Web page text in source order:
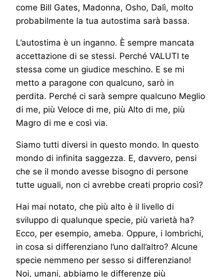
come Bill Gates, Madonna, Osho, Dalì, molto
probabilmente la tua autostima sarà bassa.
L’autostima è un inganno. È sempre mancata
accettazione di se stessi. Perché VALUTI te
stessa come un giudice meschino. E se mi
metto a paragone con qualcuno, sarò in
perdita. Perché ci sarà sempre qualcuno Meglio
di me, più Veloce di me, più Alto di me, più
Magro di me e così via.
Siamo tutti diversi in questo mondo. In questo
mondo di infinita saggezza. E, davvero, pensi
che se il mondo avesse bisogno di persone
tutte uguali, non ci avrebbe creati proprio così?
Hai mai notato, che più alto è il livello di
sviluppo di qualunque specie, più varietà ha?
Ecco, per esempio, ameba. Oppure, i lombrichi,
in cosa si differenziano l’uno dall’altro? Alcune
specie nemmeno per sesso si differenziano!
Noi, umani, abbiamo le differenze più